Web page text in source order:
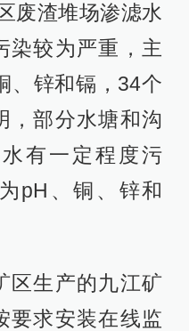
废渣堆场渗滤水
染较为严重，主
、锌和镉，34个
，部分水塘和沟
有一定程度污
pH、铜、锌和
区生产的九江矿
要求安装在线监